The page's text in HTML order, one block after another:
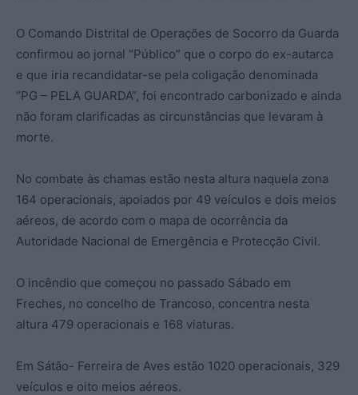
O Comando Distrital de Operações de Socorro da Guarda
confirmou ao jornal “Público” que o corpo do ex-autarca
e que iria recandidatar-se pela coligação denominada
“PG – PELA GUARDA”, foi encontrado carbonizado e ainda
não foram clarificadas as circunstâncias que levaram à
morte.
No combate às chamas estão nesta altura naquela zona
164 operacionais, apoiados por 49 veículos e dois meios
aéreos, de acordo com o mapa de ocorrência da
Autoridade Nacional de Emergência e Protecção Civil.
O incêndio que começou no passado Sábado em
Freches, no concelho de Trancoso, concentra nesta
altura 479 operacionais e 168 viaturas.
Em Sátão- Ferreira de Aves estão 1020 operacionais, 329
veículos e oito meios aéreos.